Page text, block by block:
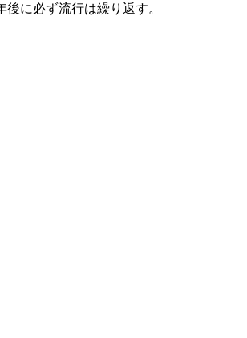
に必ず流行は繰り返す。